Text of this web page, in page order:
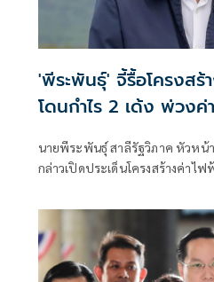
'พีระพันธุ์' จี้รื้อโครงสร้
โดนกำไร 2 เด้ง พ่วง
นายพีระพันธุ์ สาลีรัฐวิภาค หัวหน้
กล่าวเปิดประเด็นโครงสร้างค่าไ
สุดท้ายภาระทั้งหมดตกอยู่ที่ประ